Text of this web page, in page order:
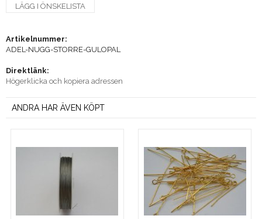
LÄGG I ÖNSKELISTA
Artikelnummer:
ADEL-NUGG-STORRE-GULOPAL
Direktlänk:
Högerklicka och kopiera adressen
ANDRA HAR ÄVEN KÖPT